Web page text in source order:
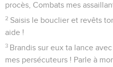
procès, Combats mes
2 Saisis le bouclier et revêts
aide !
3 Brandis sur eux ta lance
mes persécuteurs ! Parle à